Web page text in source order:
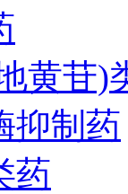
黄苷)
抑制药
药